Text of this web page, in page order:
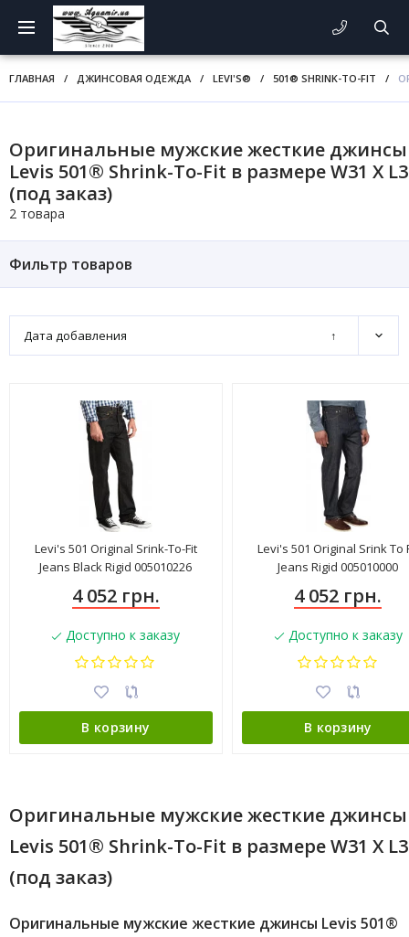
ГЛАВНАЯ / ДЖИНСОВАЯ ОДЕЖДА / LEVI'S® / 501® SHRINK-TO-FIT /
Оригинальные мужские жесткие джинсы
Levis 501® Shrink-To-Fit в размере W31 X
(под заказ)
2 товара
Фильтр товаров
Дата добавления ↑
Levi's 501 Original Srink-To-Fit
Jeans Black Rigid 005010226
4 052 грн.
Доступно к заказу
В корзину
Levi's 501 Original Srink To
Jeans Rigid 005010000
4 052 грн.
Доступно к заказу
В корзину
Оригинальные мужские жесткие джинсы
Levis 501® Shrink-To-Fit в размере W31 X
(под заказ)
Оригинальные мужские жесткие джинсы Levis 501®